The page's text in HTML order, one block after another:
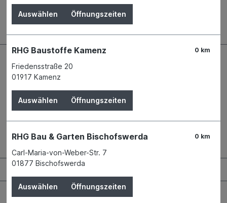
RHG Helfer
Wissenswertes
Auswählen Öffnungszeiten
0 km
RHG Baustoffe Kamenz
Friedensstraße 20
01917 Kamenz
Auswählen Öffnungszeiten
0 km
RHG Bau & Garten Bischofswerda
Carl-Maria-von-Weber-Str. 7
01877 Bischofswerda
Auswählen Öffnungszeiten